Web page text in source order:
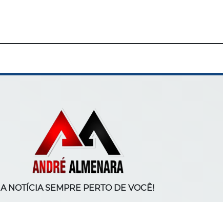
A NOTÍCIA SEMPRE PERTO DE VOCÊ!